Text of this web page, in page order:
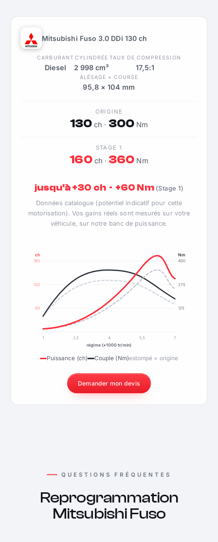
Mitsubishi Fuso 3.0 DDi 130 ch
CARBURANT
Diesel
CYLINDRÉE
2 998 cm³
TAUX DE COMPRESSION
17,5:1
ALÉSAGE × COURSE
95,8 × 104 mm
ORIGINE
130 ch · 300Nm
STAGE 1
160ch · 360 Nm
jusqu'à +30 ch · +60 Nm (Stage 1)
Données catalogue (potentiel indicatif pour cette
motorisation). Vos gains réels sont mesurés sur votre
véhicule, sur notre banc de puissance.
60
120
180
125
275
400
ch Nm
1 2,5 4 5,5
7
régime (×1000 tr/min)
Puissance (ch) Couple (Nm)estompé = origine
Demander mon devis
QUESTIONS FRÉQUENTES
Reprogrammation
Mitsubishi Fuso